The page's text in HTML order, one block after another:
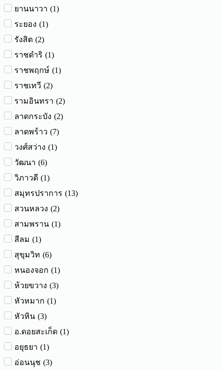
ยานนาวา (1)
ระยอง (1)
รังสิต (2)
ราชดำริ (1)
ราชพฤกษ์ (1)
ราชเทวี (2)
รามอินทรา (2)
ลาดกระบัง (2)
ลาดพร้าว (7)
วงศ์สว่าง (1)
วัฒนา (6)
วิภาวดี (1)
สมุทรปราการ (13)
สวนหลวง (2)
สามพราน (1)
สีลม (1)
สุขุมวิท (6)
หนองจอก (1)
ห้วยขวาง (3)
หัวหมาก (1)
หัวหิน (3)
อ.ดอยสะเก็ด (1)
อยุธยา (1)
อ่อนนุช (3)